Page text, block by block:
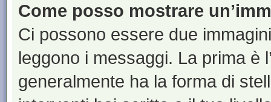
Come posso mostrare
Ci possono essere due
leggono i messaggi. La prima è
generalmente ha la forma di